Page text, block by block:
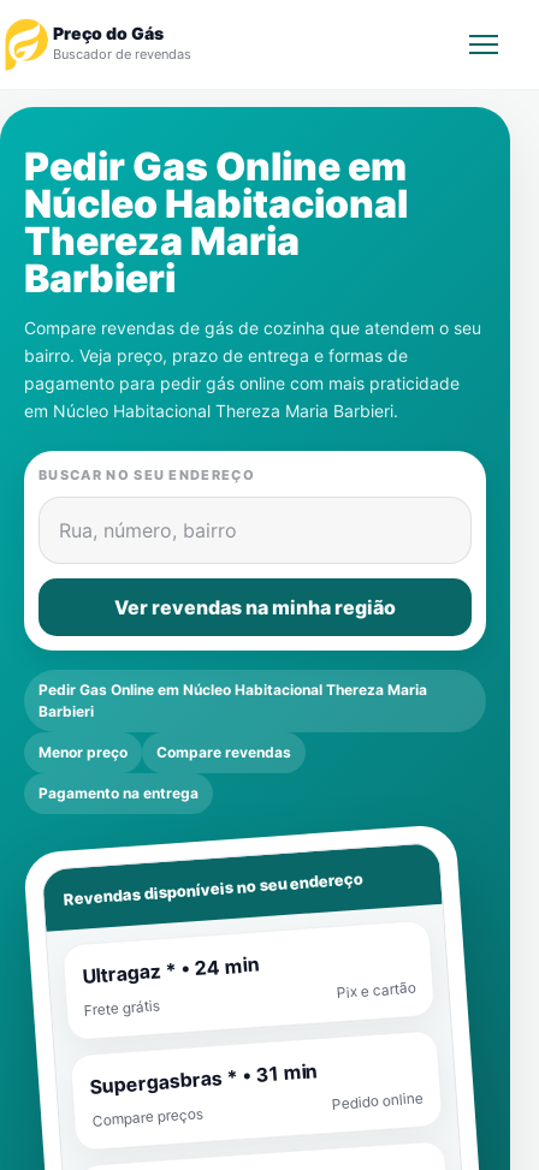
Preço do Gás
Buscador de revendas
Revendedor
Notícias
Cadastre-se
Gás
Pedir Gas Online em
Núcleo Habitacional
Thereza Maria
Barbieri
Compare revendas de gás de cozinha que atendem o seu
bairro. Veja preço, prazo de entrega e formas de
pagamento para pedir gás online com mais praticidade
em Núcleo Habitacional Thereza Maria Barbieri.
BUSCAR NO SEU ENDEREÇO
Rua, número, bairro
Ver revendas na minha região
Pedir Gas Online em Núcleo Habitacional Thereza Maria
Barbieri
Menor preço Compare revendas
Pagamento na entrega
Revendas disponíveis no seu endereço
Ultragaz * • 24 min
Frete grátis
Pix e cartão
Supergasbras * • 31 min
Compare preços
Pedido online